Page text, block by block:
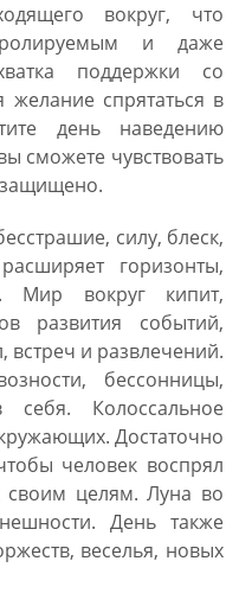
вокруг, что
и даже
поддержки со
желание спрятаться в
день наведению
сможете чувствовать
силу, блеск,
горизонты,
Мир вокруг кипит,
развития событий,
встреч и развлечений.
бессонницы,
Колоссальное
Достаточно
человек воспрял
своим целям. Луна во
День также
веселья, новых